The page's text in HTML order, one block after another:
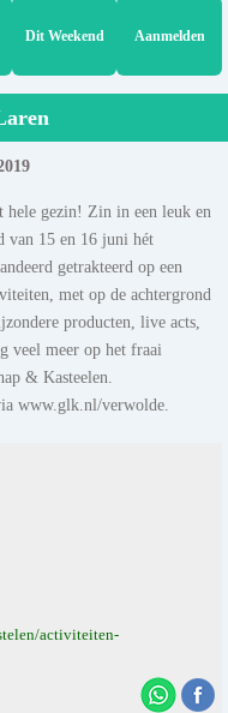
Dit Weekend Aanmelden
hele gezin! Zin in een leuk en
van 15 en 16 juni hét
getrakteerd op een
met op de achtergrond
producten, live acts,
veel meer op het fraai
& Kasteelen.
www.glk.nl/verwolde.
activiteiten-